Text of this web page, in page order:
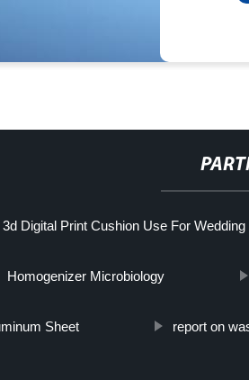
3d Digital Print Cushion Use For Wedding
Homogenizer Microbiology
Sheet report on